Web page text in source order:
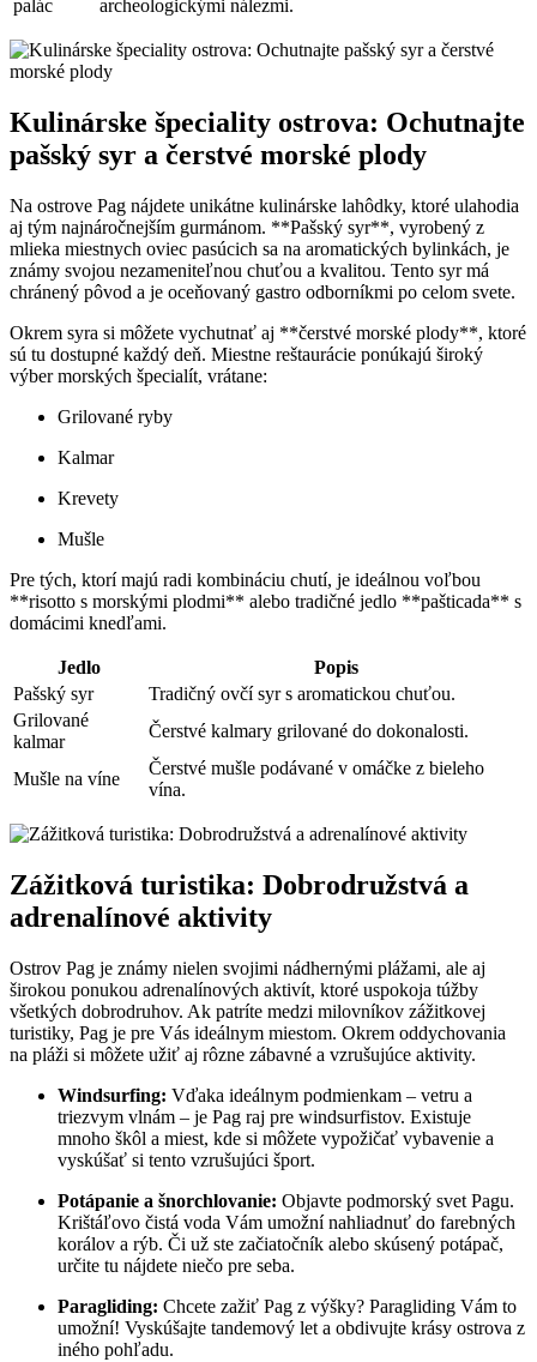
palác archeologickými nálezmi.
Kulinárske špeciality ostrova: Ochutnajte
pašský syr a čerstvé morské plody
Na ostrove Pag nájdete unikátne kulinárske lahôdky, ktoré ulahodia⁢
aj tým najnáročnejším gurmánom. **Pašský syr**, vyrobený⁢ z
mlieka miestnych oviec⁣ pasúcich sa ⁢na aromatických bylinkách, ⁣je
známy svojou nezameniteľnou chuťou a kvalitou. Tento syr má
chránený pôvod a je oceňovaný gastro odborníkmi po celom svete.
Okrem syra si môžete vychutnať aj **čerstvé morské plody**, ktoré
sú tu dostupné každý deň. Miestne reštaurácie ponúkajú široký
výber morských špecialít, vrátane:
Grilované ryby
Kalmar
Krevety
Mušle
Pre tých, ktorí majú radi kombináciu chutí, je ideálnou voľbou
**risotto s morskými plodmi** alebo tradičné jedlo **pašticada** s
domácimi knedľami.
Jedlo
Popis
Pašský syr
Tradičný ovčí syr s aromatickou chuťou.
Grilované
kalmar
Čerstvé kalmary grilované do dokonalosti.
Mušle na víne
Čerstvé⁢ mušle podávané v omáčke z bieleho
vína.
Zážitková turistika: Dobrodružstvá a
adrenalínové aktivity
Ostrov Pag je známy nielen⁢ svojimi nádhernými plážami, ale aj
širokou⁣ ponukou adrenalínových aktivít, ktoré uspokoja túžby
všetkých dobrodruhov. Ak ⁣patríte ⁢medzi milovníkov zážitkovej
turistiky, Pag je pre Vás ideálnym miestom. Okrem oddychovania⁤
na pláži si môžete užiť aj rôzne zábavné a vzrušujúce aktivity.
Windsurfing: Vďaka ideálnym⁢ podmienkam – vetru a
triezvym vlnám – je Pag raj pre⁢ windsurfistov. Existuje
mnoho škôl a miest, ‍kde si môžete vypožičať vybavenie ⁤a
vyskúšať si tento vzrušujúci šport.
Potápanie a šnorchlovanie: ⁤Objavte podmorský svet Pagu.
Krištáľovo čistá voda Vám umožní ⁣nahliadnuť do farebných
korálov a rýb. ‌Či už ste začiatočník alebo skúsený potápač,‍
určite ⁢tu nájdete niečo pre seba.
Paragliding: Chcete zažiť Pag z ⁣výšky? Paragliding Vám ​to
umožní! Vyskúšajte tandemový let a obdivujte krásy ostrova z
iného pohľadu.